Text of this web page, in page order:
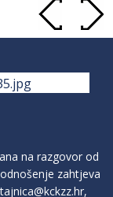
na razgovor od
zahtjeva
tajnica@kckzz.hr,